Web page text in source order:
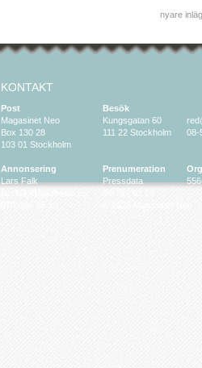
nyare
KONTAKT
Post
Magasinet Neo
Box 130 28
103 01 Stockholm
Annonsering
Lars Falk
Besök
Kungsgatan 60
111 22 Stockholm
Prenumeration
Pressdata
08-